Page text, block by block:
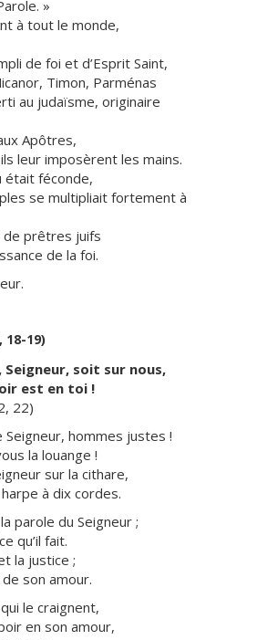
»
à tout le monde,
de foi et d’Esprit Saint,
Timon, Parménas
au judaïsme, originaire
Apôtres,
leur imposèrent les mains.
féconde,
se multipliait fortement à
de prêtres juifs
de la foi.
18-19)
Seigneur, soit sur nous,
est en toi !
22)
hommes justes !
la louange !
sur la cithare,
à dix cordes.
parole du Seigneur ;
qu’il fait.
la justice ;
son amour.
le craignent,
en son amour,